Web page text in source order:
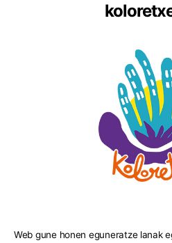
Web gune honen eguneratze lanak